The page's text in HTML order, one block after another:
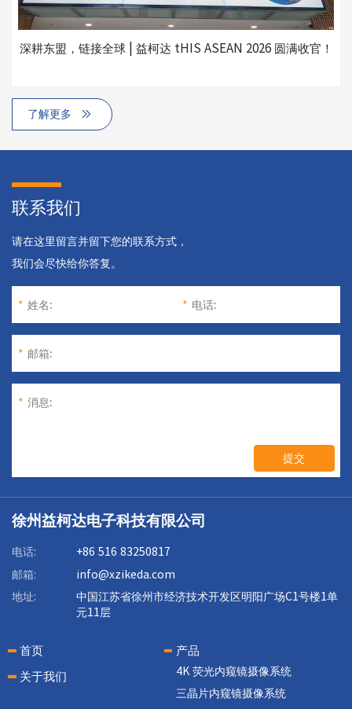
深耕东盟，链接全球 | 益柯达 tHIS ASEAN 2026 圆满收官！
了解更多
联系我们
请在这里留言并留下您的联系方式，
我们会尽快给你答复。
* 姓名: * 电话:
* 邮箱:
* 消息:
提交
徐州益柯达电子科技有限公司
电话: +86 516 83250817
邮箱: info@xzikeda.com
地址:
中国江苏省徐州市经济技术开发区明阳广场C1号楼1单
元11层
首页
关于我们
产品
4K 荧光内窥镜摄像系统
三晶片内窥镜摄像系统